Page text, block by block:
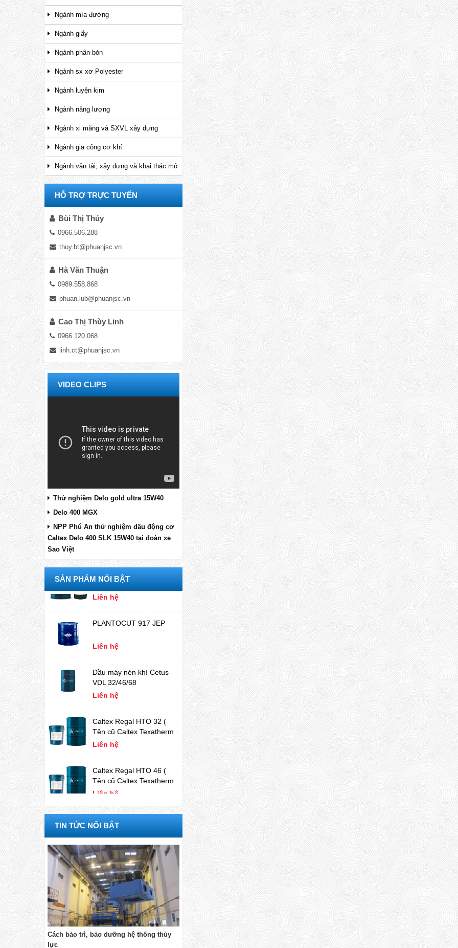
Ngành mía đường
Ngành giấy
Ngành phân bón
Ngành sx xơ Polyester
Ngành luyện kim
Ngành năng lượng
Ngành xi măng và SXVL xây dựng
Ngành gia công cơ khí
Ngành vận tải, xây dựng và khai thác mỏ
HỖ TRỢ TRỰC TUYẾN
Bùi Thị Thúy
0966.506.288
thuy.bt@phuanjsc.vn
Hà Văn Thuận
0989.558.868
phuan.lub@phuanjsc.vn
Cao Thị Thùy Linh
0966.120.068
linh.ct@phuanjsc.vn
VIDEO CLIPS
Thử nghiệm Delo gold ultra 15W40
Delo 400 MGX
NPP Phú An thử nghiệm dầu động cơ
Caltex Delo 400 SLK 15W40 tại đoàn xe
Sao Việt
SẢN PHẨM NỔI BẬT
Freeze/Coolant
Concentrate
Liên hệ
Liên hệ
PLANTOCUT 917 JEP
Liên hệ
Dầu máy nén khí Cetus
Liên hệ
Caltex Regal HTO 32 (
32)
Liên hệ
Caltex Regal HTO 46 (
46)
Liên hệ
32/46/68/100/220/320/460
( tên cũ Caltex Canopus
32/46/68/100/220/320/460)
Liên hệ
Delo ELC Anti-
Freeze/Coolant
Concentrate
Liên hệ
Rando HD68
Liên hệ
TIN TỨC NỔI BẬT
trơn phụ
Cách bảo trì, bảo dưỡng hệ thống thủy
lực